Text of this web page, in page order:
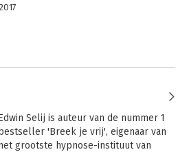
Selij is auteur van de nummer 1
bestseller 'Breek je vrij', eigenaar van
het grootste hypnose-instituut van